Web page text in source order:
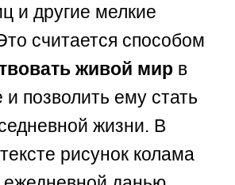
и другие мелкие
считается способом
живой мир в
позволить ему стать
жизни. В
рисунок колама